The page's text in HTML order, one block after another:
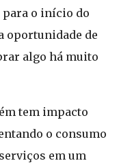
para o início do
oportunidade de
algo há muito
tem impacto
o consumo
em um